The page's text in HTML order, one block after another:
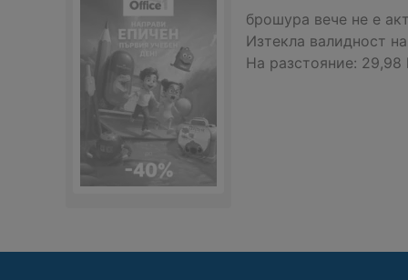
брошура вече не е
Изтекла валидност
На разстояние: 29,98